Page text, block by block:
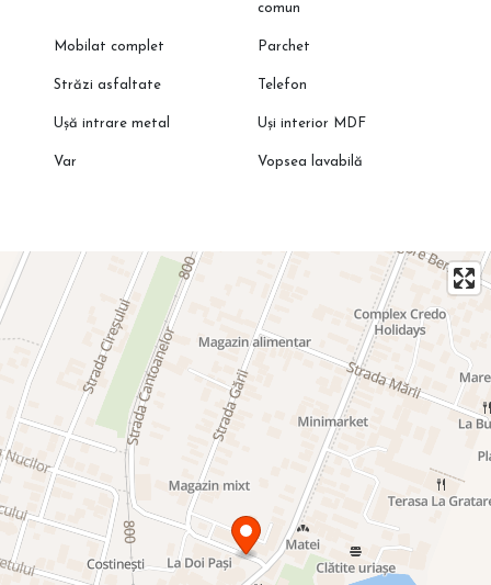
comun
Mobilat complet Parchet
Străzi asfaltate Telefon
Ușă intrare metal Uși interior MDF
Var Vopsea lavabilă